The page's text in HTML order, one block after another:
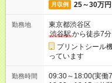
月収例 25～30万円
勤務地
東京都渋谷区
渋谷駅から徒歩7分
プリントシール
っています
勤務時間
09:30～18:00(実